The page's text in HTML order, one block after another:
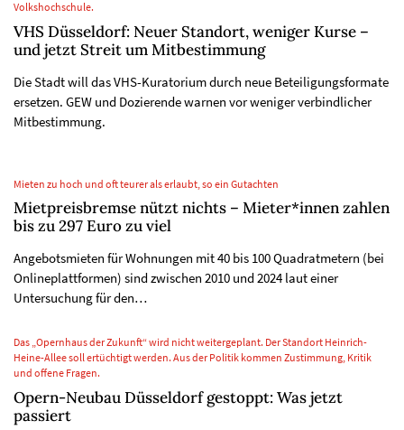
Volkshochschule.
VHS Düsseldorf: Neuer Standort, weniger Kurse –
und jetzt Streit um Mitbestimmung
Die Stadt will das VHS-Kuratorium durch neue Beteiligungsformate
ersetzen. GEW und Dozierende warnen vor weniger verbindlicher
Mitbestimmung.
Mieten zu hoch und oft teurer als erlaubt, so ein Gutachten
Mietpreisbremse nützt nichts – Mieter*innen zahlen
bis zu 297 Euro zu viel
Angebotsmieten für Wohnungen mit 40 bis 100 Quadratmetern (bei
Onlineplattformen) sind zwischen 2010 und 2024 laut einer
Untersuchung für den…
Das „Opernhaus der Zukunft“ wird nicht weitergeplant. Der Standort Heinrich-
Heine-Allee soll ertüchtigt werden. Aus der Politik kommen Zustimmung, Kritik
und offene Fragen.
Opern-Neubau Düsseldorf gestoppt: Was jetzt
passiert